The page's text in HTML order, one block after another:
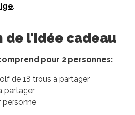
.
de l'idée cadeau
pour 2 personnes:
de 18 trous à partager
partager
personne